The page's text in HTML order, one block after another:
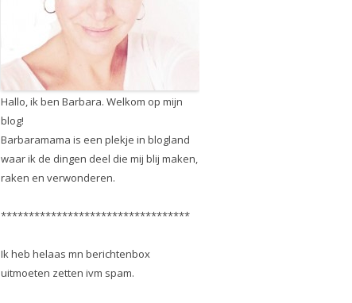
Hallo, ik ben Barbara. Welkom op mijn
blog!
Barbaramama is een plekje in blogland
waar ik de dingen deel die mij blij maken,
raken en verwonderen.
**********************************
Ik heb helaas mn berichtenbox
uitmoeten zetten ivm spam.